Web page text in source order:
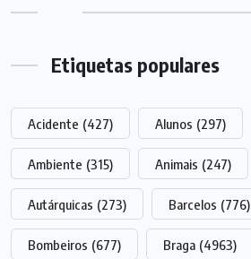
Etiquetas populares
Acidente (427) Alunos (297)
Ambiente (315) Animais (247)
Autárquicas (273) Barcelos (776)
Bombeiros (677) Braga (4963)